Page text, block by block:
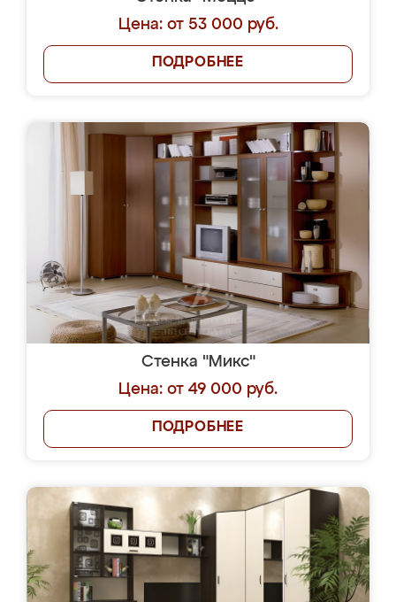
Цена: от 53 000 руб.
ПОДРОБНЕЕ
Стенка "Микс"
Цена: от 49 000 руб.
ПОДРОБНЕЕ